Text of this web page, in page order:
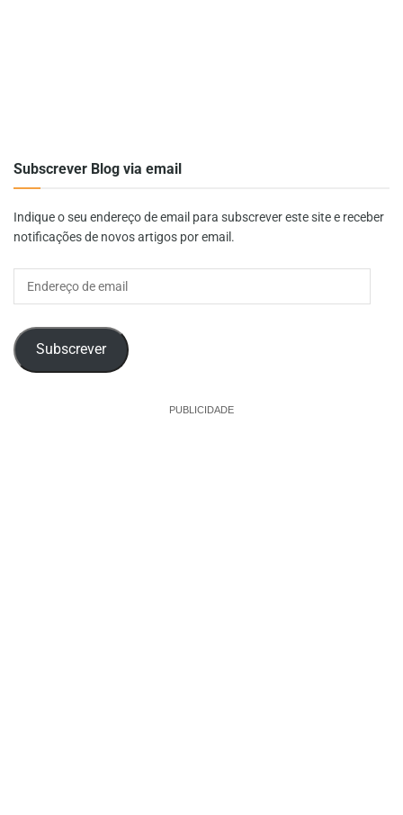
Subscrever Blog via email
Indique o seu endereço de email para subscrever este site e receber
notificações de novos artigos por email.
Endereço
Subscrever
PUBLICIDADE